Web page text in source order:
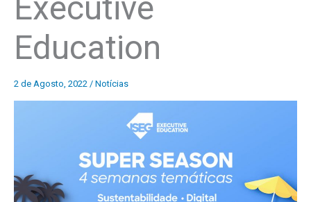
Education
2 de Agosto, 2022 / Notícias